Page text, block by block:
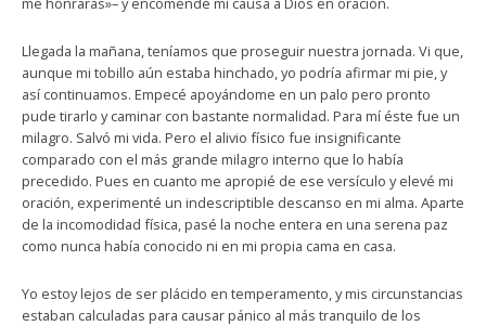
Llegada la mañana, teníamos que proseguir nuestra jornada. Vi que,
aunque mi tobillo aún estaba hinchado, yo podría afirmar mi pie, y
así continuamos. Empecé apoyándome en un palo pero pronto
pude tirarlo y caminar con bastante normalidad. Para mí éste fue un
milagro. Salvó mi vida. Pero el alivio físico fue insignificante
comparado con el más grande milagro interno que lo había
precedido. Pues en cuanto me apropié de ese versículo y elevé mi
oración, experimenté un indescriptible descanso en mi alma. Aparte
de la incomodidad física, pasé la noche entera en una serena paz
como nunca había conocido ni en mi propia cama en casa.
Yo estoy lejos de ser plácido en temperamento, y mis circunstancias
estaban calculadas para causar pánico al más tranquilo de los